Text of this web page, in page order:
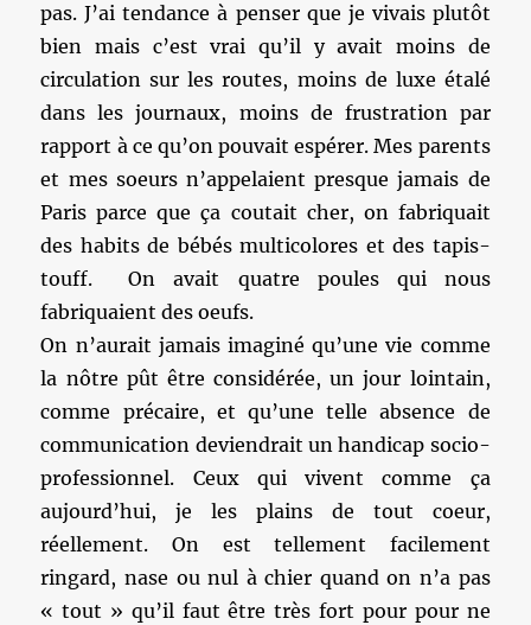
pas. J’ai tendance à penser que je vivais plutôt
bien mais c’est vrai qu’il y avait moins de
circulation sur les routes, moins de luxe étalé
dans les journaux, moins de frustration par
rapport à ce qu’on pouvait espérer. Mes parents
et mes soeurs n’appelaient presque jamais de
Paris parce que ça coutait cher, on fabriquait
des habits de bébés multicolores et des tapis-
touff. On avait quatre poules qui nous
fabriquaient des oeufs.
On n’aurait jamais imaginé qu’une vie comme
la nôtre pût être considérée, un jour lointain,
comme précaire, et qu’une telle absence de
communication deviendrait un handicap socio-
professionnel. Ceux qui vivent comme ça
aujourd’hui, je les plains de tout coeur,
réellement. On est tellement facilement
ringard, nase ou nul à chier quand on n’a pas
« tout » qu’il faut être très fort pour pour ne